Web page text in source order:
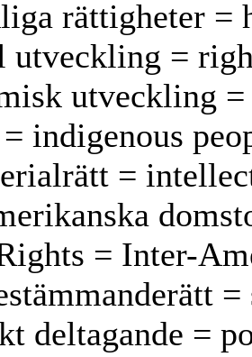
rättigheter =
=
utveckling
indigenous
=
= Inter-
deltagande =